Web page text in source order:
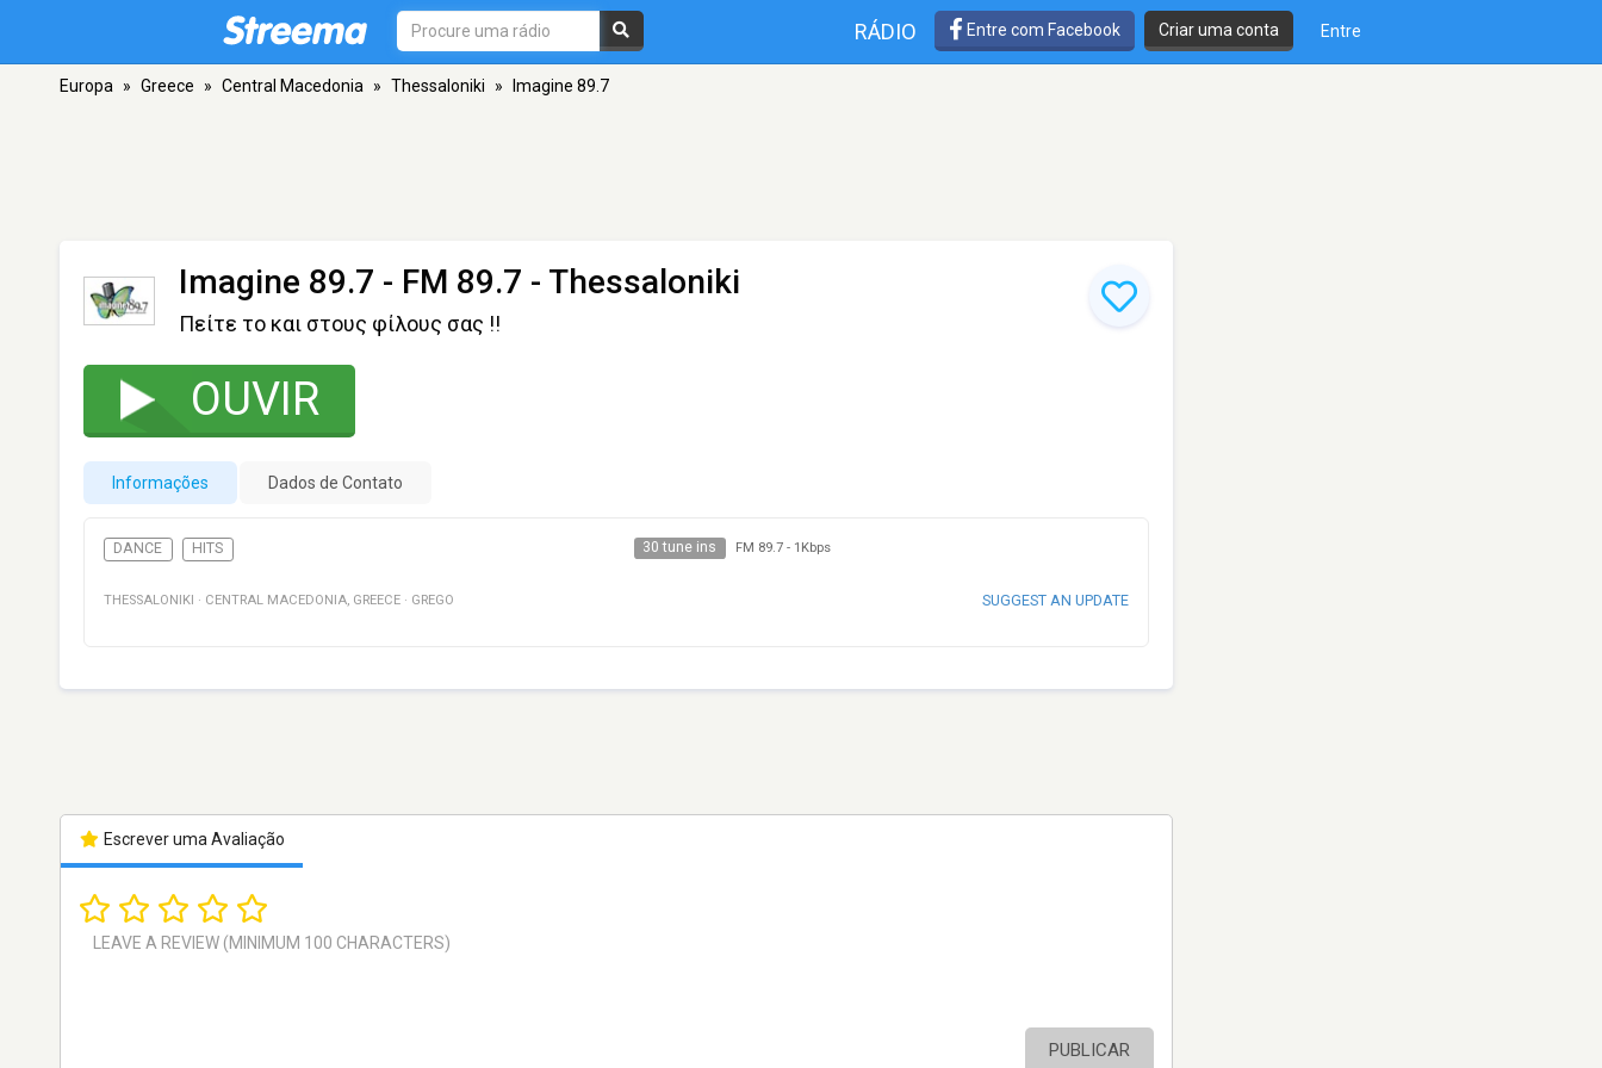
RÁDIO Entre com Facebook Criar uma conta Entre
Europa » Greece » Central Macedonia » Thessaloniki » Imagine 89.7
Imagine 89.7 - FM 89.7 - Thessaloniki
Πείτε το και στους φίλους σας !!
OUVIR
Informações Dados de Contato
DANCE HITS 30 tune ins FM 89.7- 1Kbps
THESSALONIKI · CENTRAL MACEDONIA, GREECE · GREGO SUGGEST AN UPDATE
Escrever uma Avaliação
PUBLICAR